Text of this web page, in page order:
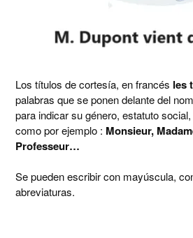
Los títulos de cortesía, en francés les
palabras que se ponen delante del
para indicar su género, estatuto
como por ejemplo : Monsieur,
Professeur…
Se pueden escribir con mayúscula,
abreviaturas.